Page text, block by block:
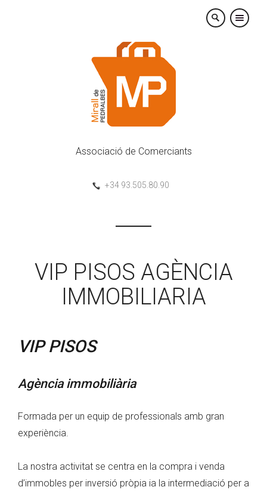
×
Associació de Comerciants
+34 93.505.80.90
VIP PISOS AGÈNCIA
IMMOBILIARIA
VIP PISOS
Agència immobiliària
Formada per un equip de professionals amb gran
experiència.
La nostra activitat se centra en la compra i venda
d’immobles per inversió pròpia ia la intermediació per a